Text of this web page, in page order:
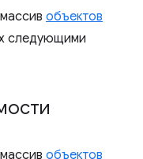
объектов
следующими
объектов